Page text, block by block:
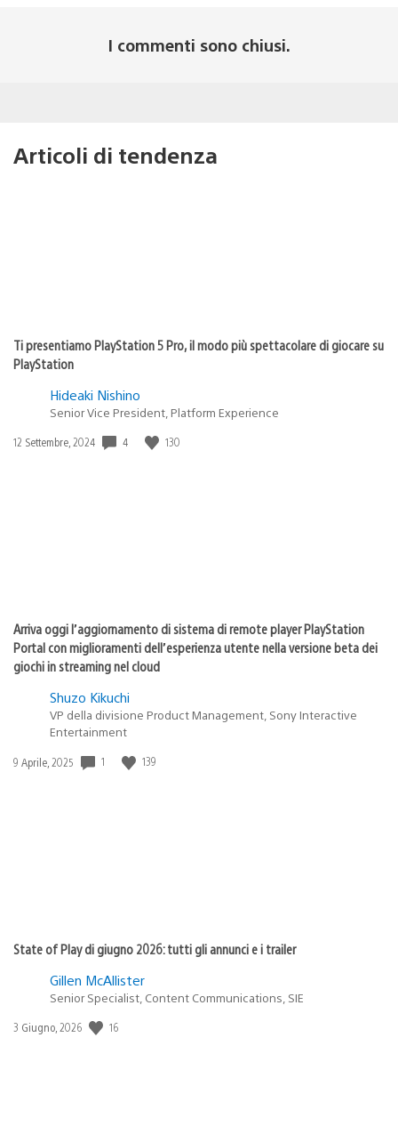
I commenti sono chiusi.
Articoli di tendenza
Ti presentiamo PlayStation 5 Pro, il modo più spettacolare di giocare su
PlayStation
Hideaki Nishino
Senior Vice President, Platform Experience
Data
12 Settembre, 2024 4 130
Arriva oggi l’aggiornamento di sistema di remote player PlayStation
Portal con miglioramenti dell’esperienza utente nella versione beta dei
giochi in streaming nel cloud
Shuzo Kikuchi
VP della divisione Product Management, Sony Interactive
Entertainment
Data
9 Aprile, 2025 1 139
State of Play di giugno 2026: tutti gli annunci e i trailer
Gillen McAllister
Senior Specialist, Content Communications, SIE
Data
3 Giugno, 2026 16